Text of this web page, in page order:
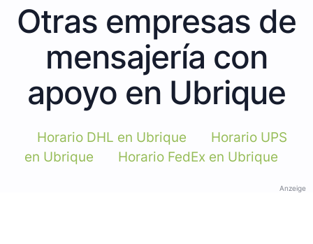
Otras empresas de
mensajería con
apoyo en Ubrique
Horario DHL en Ubrique
Horario UPS
en Ubrique
Horario FedEx en Ubrique
Anzeige